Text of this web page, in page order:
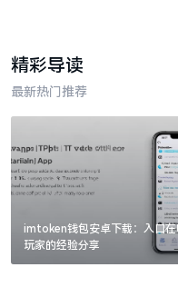
精彩导读
最新热门推荐
imtoken钱包安卓下载：入口在
玩家的经验分享